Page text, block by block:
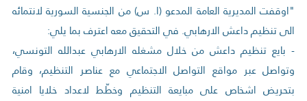
"اوقفت المديرية العامة المدعو (ا. س) من الجنسية السورية لانتمائه
الى تنظيم داعش الارهابي. في التحقيق معه اعترف بما يلي:
- بايع تنظيم داعش من خلال مشغله الارهابي عبدالله التونسي،
وتواصل عبر مواقع التواصل الاجتماعي مع عناصر التنظيم، وقام
بتحريض اشخاص على مبايعة التنظيم وخطّط لاعداد خلايا امنية